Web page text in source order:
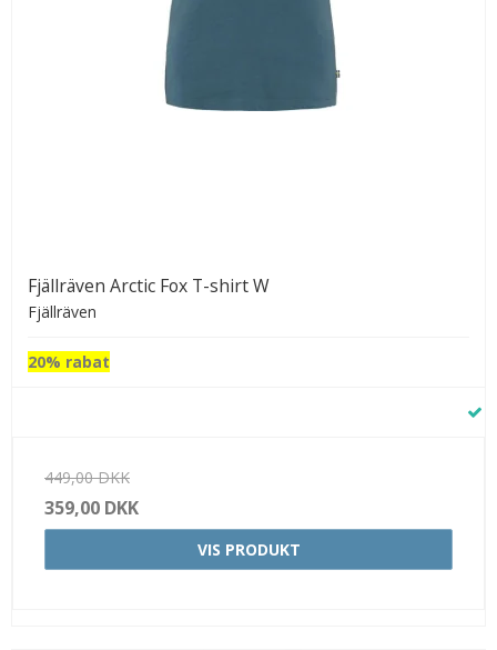
Fjällräven Arctic Fox T-shirt W
Fjällräven
20% rabat
449,00 DKK
359,00 DKK
VIS PRODUKT